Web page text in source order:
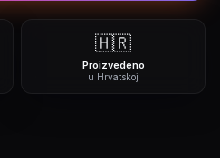
🇭🇷
Proizvedeno
u Hrvatskoj